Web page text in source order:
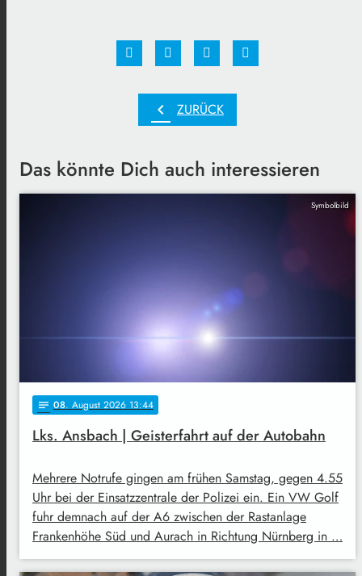
chevron_left ZURÜCK
Das könnte Dich auch interessieren
Symbolbild
notes 08. August 2026 13:44
Lks. Ansbach | Geisterfahrt auf der Autobahn
Mehrere Notrufe gingen am frühen Samstag, gegen 4.55
Uhr bei der Einsatzzentrale der Polizei ein. Ein VW Golf
fuhr demnach auf der A6 zwischen der Rastanlage
Frankenhöhe Süd und Aurach in Richtung Nürnberg in …